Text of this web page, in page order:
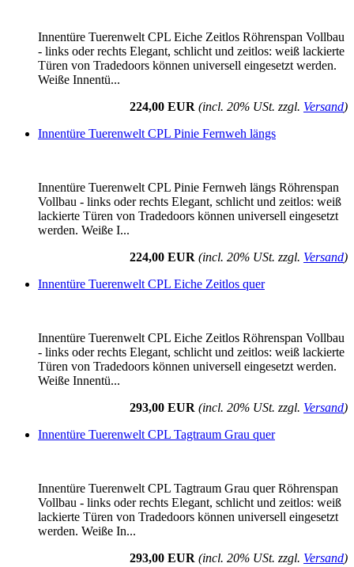
Innentüre Tuerenwelt CPL Eiche Zeitlos Röhrenspan Vollbau
- links oder rechts Elegant, schlicht und zeitlos: weiß lackierte
Türen von Tradedoors können universell eingesetzt werden.
Weiße Innentü...
224,00 EUR (incl. 20% USt. zzgl. Versand)
Innentüre Tuerenwelt CPL Pinie Fernweh längs
Innentüre Tuerenwelt CPL Pinie Fernweh längs Röhrenspan
Vollbau - links oder rechts Elegant, schlicht und zeitlos: weiß
lackierte Türen von Tradedoors können universell eingesetzt
werden. Weiße I...
224,00 EUR (incl. 20% USt. zzgl. Versand)
Innentüre Tuerenwelt CPL Eiche Zeitlos quer
Innentüre Tuerenwelt CPL Eiche Zeitlos Röhrenspan Vollbau
- links oder rechts Elegant, schlicht und zeitlos: weiß lackierte
Türen von Tradedoors können universell eingesetzt werden.
Weiße Innentü...
293,00 EUR (incl. 20% USt. zzgl. Versand)
Innentüre Tuerenwelt CPL Tagtraum Grau quer
Innentüre Tuerenwelt CPL Tagtraum Grau quer Röhrenspan
Vollbau - links oder rechts Elegant, schlicht und zeitlos: weiß
lackierte Türen von Tradedoors können universell eingesetzt
werden. Weiße In...
293,00 EUR (incl. 20% USt. zzgl. Versand)